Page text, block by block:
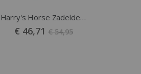
Harry's Horse Zadeldek DR Classy Coffee
Vanaf
€ 46,71 € 54,95